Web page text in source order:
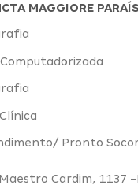
MAGGIORE
Pronto
Cardim, 1137